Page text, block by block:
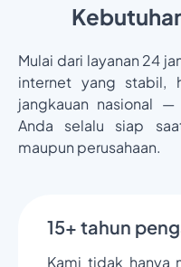
Mulai dari layanan 24
internet yang stabil,
jangkauan nasional —
Anda selalu siap
maupun perusahaan.
15+ tahun
Kami tidak hanya